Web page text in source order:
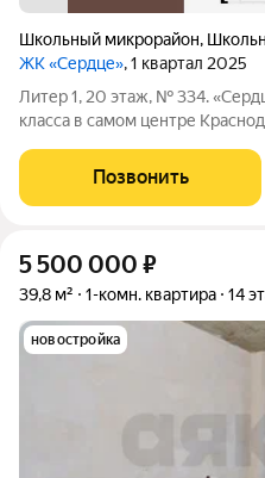
Школьный микрорайон,
ЖК «Сердце», 1 квартал 2025
Литер 1, 20 этаж, № 334. «Сердце» это комплекс
класса в самом центре
привлекательностью и
история города и энергия
Позвонить
5 500 000 ₽
39,8 м² 1-комн. квартира 14
новостройка